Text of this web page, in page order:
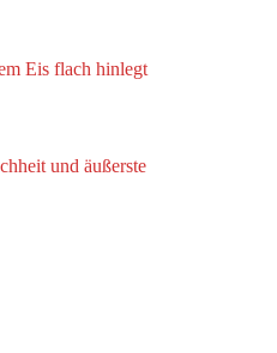
Eis flach hinlegt
und äußerste